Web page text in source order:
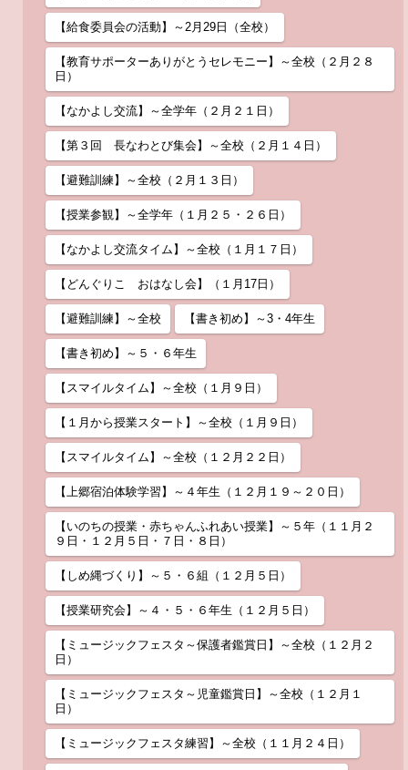
【給食委員会の活動】～2月29日（全校）
【教育サポーターありがとうセレモニー】～全校（２月２８
日）
【なかよし交流】～全学年（２月２１日）
【第３回 長なわとび集会】～全校（２月１４日）
【避難訓練】～全校（２月１３日）
【授業参観】～全学年（１月２５・２６日）
【なかよし交流タイム】～全校（１月１７日）
【どんぐりこ おはなし会】（１月17日）
【避難訓練】～全校 【書き初め】～3・4年生
【書き初め】～５・６年生
【スマイルタイム】～全校（１月９日）
【１月から授業スタート】～全校（１月９日）
【スマイルタイム】～全校（１２月２２日）
【上郷宿泊体験学習】～４年生（１２月１９～２０日）
【いのちの授業・赤ちゃんふれあい授業】～５年（１１月２
９日・１２月５日・７日・８日）
【しめ縄づくり】～５・６組（１２月５日）
【授業研究会】～４・５・６年生（１２月５日）
【ミュージックフェスタ～保護者鑑賞日】～全校（１２月２
日）
【ミュージックフェスタ～児童鑑賞日】～全校（１２月１
日）
【ミュージックフェスタ練習】～全校（１１月２４日）